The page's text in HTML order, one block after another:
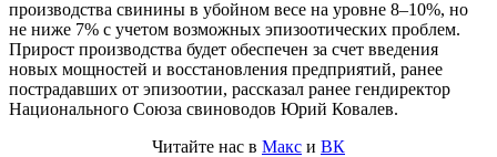
производства свинины в убойном весе на уровне 8–10%, но
не ниже 7% с учетом возможных эпизоотических проблем.
Прирост производства будет обеспечен за счет введения
новых мощностей и восстановления предприятий, ранее
пострадавших от эпизоотии, рассказал ранее гендиректор
Национального Союза свиноводов Юрий Ковалев.
Читайте нас в Макс и ВК